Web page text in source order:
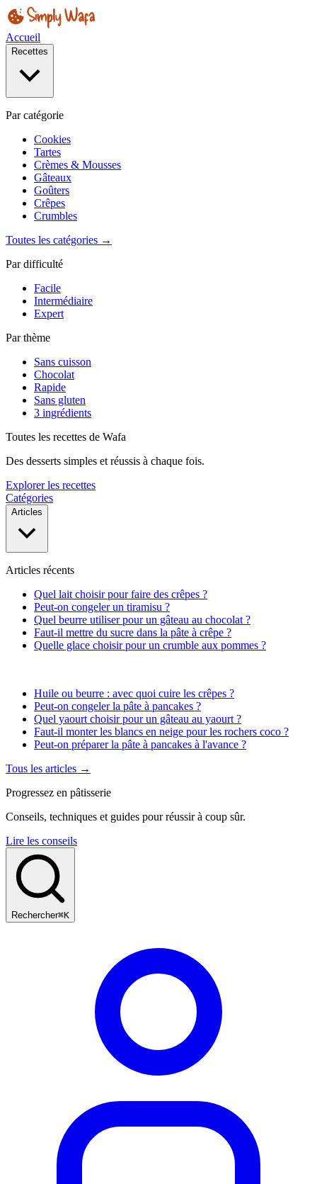
Accueil
Recettes
Par catégorie
Cookies
Tartes
Crèmes & Mousses
Gâteaux
Goûters
Crêpes
Crumbles
Toutes les catégories →
Par difficulté
Facile
Intermédiaire
Expert
Par thème
Sans cuisson
Chocolat
Rapide
Sans gluten
3 ingrédients
Toutes les recettes de Wafa
Des desserts simples et réussis à chaque fois.
Explorer les recettes
Catégories
Articles
Articles récents
Quel lait choisir pour faire des crêpes ?
Peut-on congeler un tiramisu ?
Quel beurre utiliser pour un gâteau au chocolat ?
Faut-il mettre du sucre dans la pâte à crêpe ?
Quelle glace choisir pour un crumble aux pommes ?
Huile ou beurre : avec quoi cuire les crêpes ?
Peut-on congeler la pâte à pancakes ?
Quel yaourt choisir pour un gâteau au yaourt ?
Faut-il monter les blancs en neige pour les rochers coco ?
Peut-on préparer la pâte à pancakes à l'avance ?
Tous les articles →
Progressez en pâtisserie
Conseils, techniques et guides pour réussir à coup sûr.
Lire les conseils
Rechercher⌘K